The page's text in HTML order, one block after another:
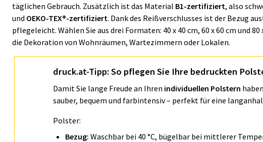
täglichen Gebrauch. Zusätzlich ist das Material B1-zertifiziert, also
und OEKO-TEX®-zertifiziert. Dank des Reißverschlusses ist der Bezug
pflegeleicht. Wählen Sie aus drei Formaten: 40 x 40 cm, 60 x 60 cm und 80
die Dekoration von Wohnräumen, Wartezimmern oder Lokalen.
druck.at-Tipp: So pflegen Sie Ihre bedruckten
Damit Sie lange Freude an Ihren individuellen Polstern
sauber, bequem und farbintensiv – perfekt für eine
Polster:
Bezug: Waschbar bei 40 °C, bügelbar bei mittlerer